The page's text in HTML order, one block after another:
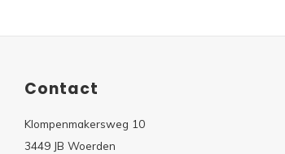
Contact
Klompenmakersweg 10
3449 JB Woerden